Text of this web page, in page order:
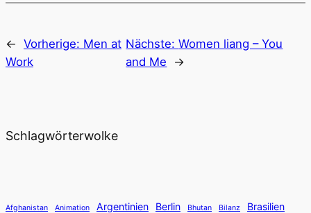
← Vorherige: Men at
Work
Nächste:Women liang – You
and Me
→
Schlagwörterwolke
Afghanistan Animation Argentinien Berlin Bhutan Bilanz Brasilien